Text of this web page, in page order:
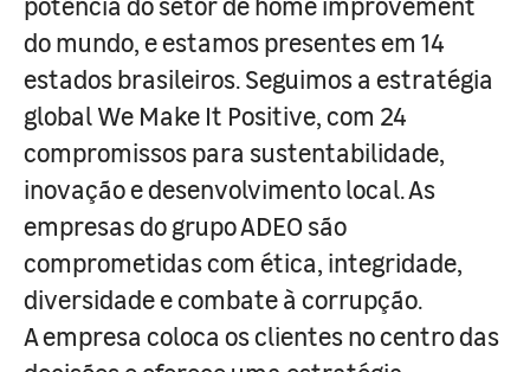
do mundo, e estamos presentes em 14
estados brasileiros. Seguimos a estratégia
global We Make It Positive, com 24
compromissos para sustentabilidade,
inovação e desenvolvimento local. As
empresas do grupo ADEO são
comprometidas com ética, integridade,
diversidade e combate à corrupção.
A empresa coloca os clientes no centro das